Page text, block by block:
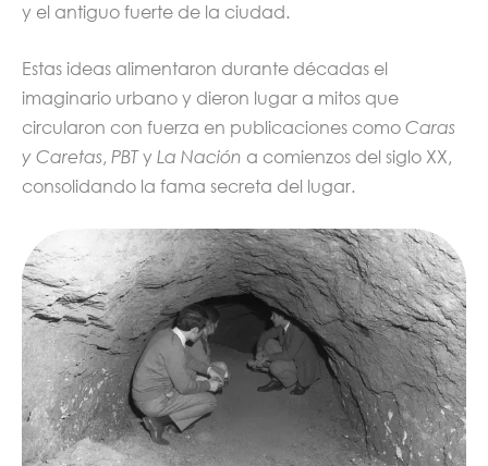
y el antiguo fuerte de la ciudad.
Estas ideas alimentaron durante décadas el
imaginario urbano y dieron lugar a mitos que
circularon con fuerza en publicaciones como Caras
y Caretas, PBTy La Nación a comienzos del siglo XX,
consolidando la fama secreta del lugar.